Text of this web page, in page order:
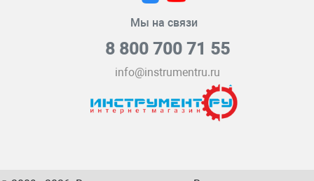
Мы на связи
8 800 700 71 55
info@instrumentru.ru